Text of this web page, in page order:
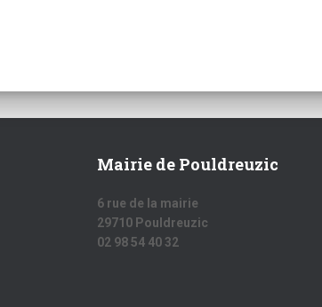
Mairie de Pouldreuzic
6 rue de la mairie
29710 Pouldreuzic
02 98 54 40 32